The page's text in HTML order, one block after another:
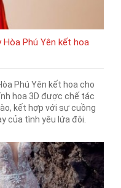
Phú Yên kết hoa
Phú Yên kết hoa cho
hoa 3D được chế tác
kết hợp với sự cuồng
của tình yêu lứa đôi.